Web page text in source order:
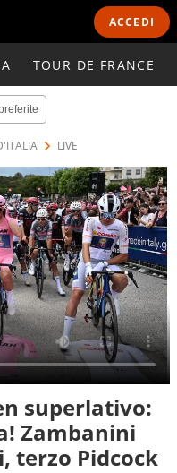
ACCEDI
TOUR DE FRANCE
LIVE
superlativo:
Zambanini
terzo Pidcock